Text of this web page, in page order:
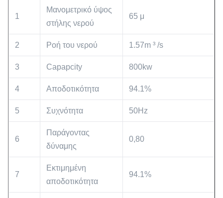
1
Μανομετρικό ύψος
στήλης νερού
65 μ
2 Ροή του νερού 1.57m ³ /s
3 Capapcity 800kw
4 Αποδοτικότητα 94.1%
5 Συχνότητα 50Hz
6
Παράγοντας
δύναμης
0,80
7
Εκτιμημένη
αποδοτικότητα
94.1%